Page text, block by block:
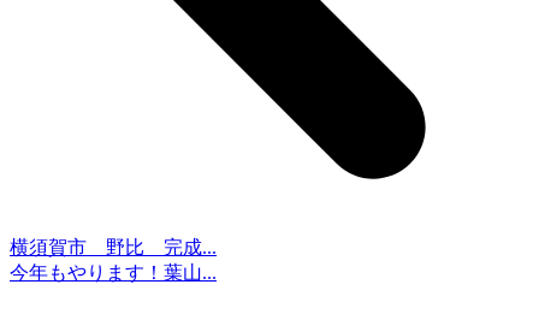
横須賀市 野比 完成...
今年もやります！葉山...